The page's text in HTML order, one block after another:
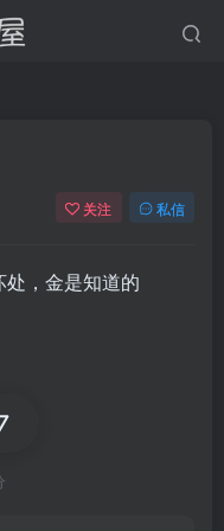
关注 私信
，金是知道的